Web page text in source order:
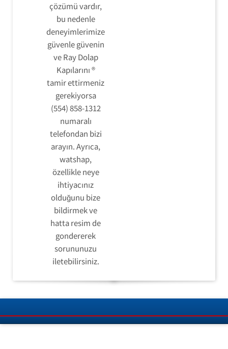
çözümü vardır,
bu nedenle
deneyimlerimize
güvenle güvenin
ve Ray Dolap
Kapılarını ®
tamir ettirmeniz
gerekiyorsa
(554) 858-1312
numaralı
telefondan bizi
arayın. Ayrıca,
watshap,
özellikle neye
ihtiyacınız
olduğunu bize
bildirmek ve
hatta resim de
gondererek
sorununuzu
iletebilirsiniz.